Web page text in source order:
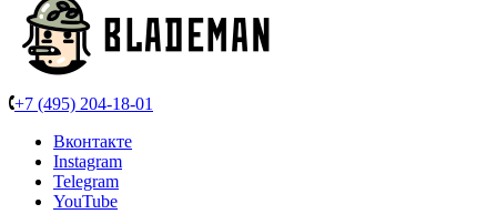
+7 (495) 204-18-01
Вконтакте
Instagram
Telegram
YouTube